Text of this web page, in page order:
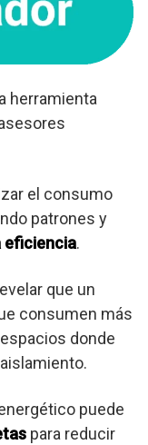
herramienta
el consumo
patrones y
eficiencia.
que un
consumen más
donde
puede
para reducir